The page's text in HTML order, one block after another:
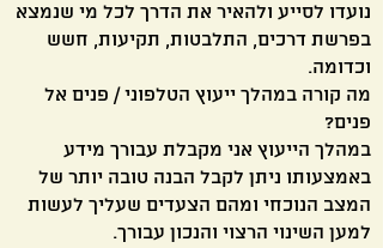
נועדו לסייע ולהאיר את הדרך לכל מי שנמצא
בפרשת דרכים, התלבטות, תקיעות, חשש
וכדומה.
מה קורה במהלך ייעוץ הטלפוני / פנים אל
פנים?
במהלך הייעוץ אני מקבלת עבורך מידע
באמצעותו ניתן לקבל הבנה טובה יותר של
המצב הנוכחי ומהם הצעדים שעליך לעשות
למען השינוי הרצוי והנכון עבורך.